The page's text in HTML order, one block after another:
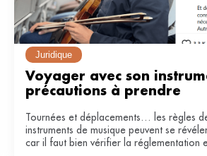
Juridique
Voyager avec son
précautions à prendre
Tournées et déplacements… les règles
instruments de musique peuvent se
car il faut bien vérifier la réglementation